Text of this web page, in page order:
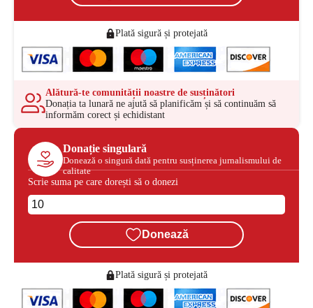
Plată sigură și protejată
Alătură-te comunității noastre de susținători
Donația ta lunară ne ajută să planificăm și să continuăm să
informăm corect și echidistant
Donație singulară
Donează o singură dată pentru susținerea jurnalismului de
calitate
Scrie suma pe care dorești să o donezi
Donează
Plată sigură și protejată